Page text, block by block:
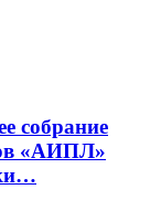
собрание
«АИПЛ»